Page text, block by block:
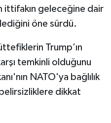
ittifakın geleceğine dair
öne sürdü.
Trump’ın
temkinli olduğunu
NATO'ya bağlılık
dikkat